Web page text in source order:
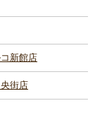
新館店
街店